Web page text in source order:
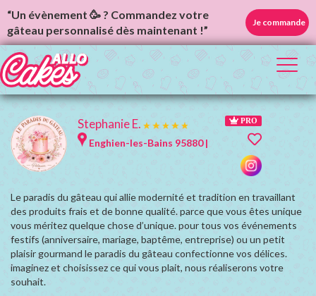
“Un évènement 🥳 ? Commandez votre
gâteau personnalisé dès maintenant !”
Je commande
Stephanie E. PRO
Enghien-les-Bains 95880 |
Le paradis du gâteau qui allie modernité et tradition en travaillant
des produits frais et de bonne qualité. parce que vous êtes unique
vous méritez quelque chose d’unique. pour tous vos événements
festifs (anniversaire, mariage, baptême, entreprise) ou un petit
plaisir gourmand le paradis du gâteau confectionne vos délices.
imaginez et choisissez ce qui vous plait, nous réaliserons votre
souhait.